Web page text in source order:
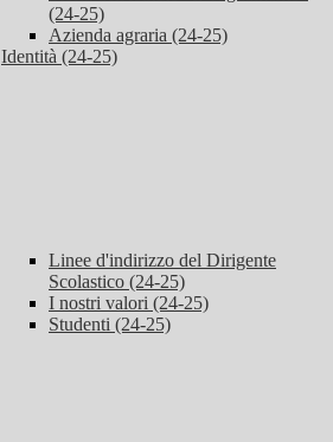
(24-25)
Azienda agraria (24-25)
Identità (24-25)
Linee d'indirizzo del Dirigente
Scolastico (24-25)
I nostri valori (24-25)
Studenti (24-25)